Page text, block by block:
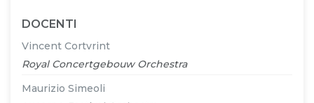
DOCENTI
Vincent Cortvrint
Royal Concertgebouw Orchestra
Maurizio Simeoli